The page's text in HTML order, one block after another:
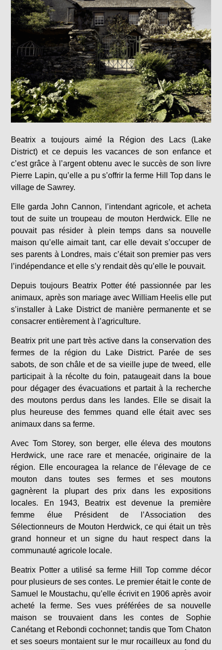
Beatrix a toujours aimé la Région des Lacs (Lake
District) et ce depuis les vacances de son enfance et
c’est grâce à l’argent obtenu avec le succès de son livre
Pierre Lapin, qu’elle a pu s’offrir la ferme Hill Top dans le
village de Sawrey.
Elle garda John Cannon, l’intendant agricole, et acheta
tout de suite un troupeau de mouton Herdwick. Elle ne
pouvait pas résider à plein temps dans sa nouvelle
maison qu’elle aimait tant, car elle devait s’occuper de
ses parents à Londres, mais c’était son premier pas vers
l’indépendance et elle s’y rendait dès qu’elle le pouvait.
Depuis toujours Beatrix Potter été passionnée par les
animaux, après son mariage avec William Heelis elle put
s’installer à Lake District de manière permanente et se
consacrer entièrement à l’agriculture.
Beatrix prit une part très active dans la conservation des
fermes de la région du Lake District. Parée de ses
sabots, de son châle et de sa vieille jupe de tweed, elle
participait à la récolte du foin, pataugeait dans la boue
pour dégager des évacuations et partait à la recherche
des moutons perdus dans les landes. Elle se disait la
plus heureuse des femmes quand elle était avec ses
animaux dans sa ferme.
Avec Tom Storey, son berger, elle éleva des moutons
Herdwick, une race rare et menacée, originaire de la
région. Elle encouragea la relance de l’élevage de ce
mouton dans toutes ses fermes et ses moutons
gagnèrent la plupart des prix dans les expositions
locales. En 1943, Beatrix est devenue la première
femme élue Président de l’Association des
Sélectionneurs de Mouton Herdwick, ce qui était un très
grand honneur et un signe du haut respect dans la
communauté agricole locale.
Beatrix Potter a utilisé sa ferme Hill Top comme décor
pour plusieurs de ses contes. Le premier était le conte de
Samuel le Moustachu, qu’elle écrivit en 1906 après avoir
acheté la ferme. Ses vues préférées de sa nouvelle
maison se trouvaient dans les contes de Sophie
Canétang et Rebondi cochonnet; tandis que Tom Chaton
et ses soeurs montaient sur le mur rocailleux au fond du